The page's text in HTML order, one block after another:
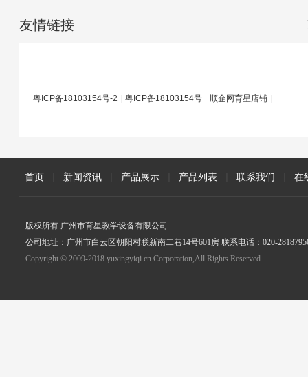
友情链接
粤ICP备18103154号-2 粤ICP备18103154号 顺企网育星店铺
首页 新闻资讯 产品展示 产品列表 联系我们 在
版权所有 广州市育星教学设备有限公司
公司地址：广州市白云区朝阳村联新南二巷14号601房 联系电话：020-
Copyright © 2009-2018 yuxingyiqi.cn Corporation,All Rights Reserved.